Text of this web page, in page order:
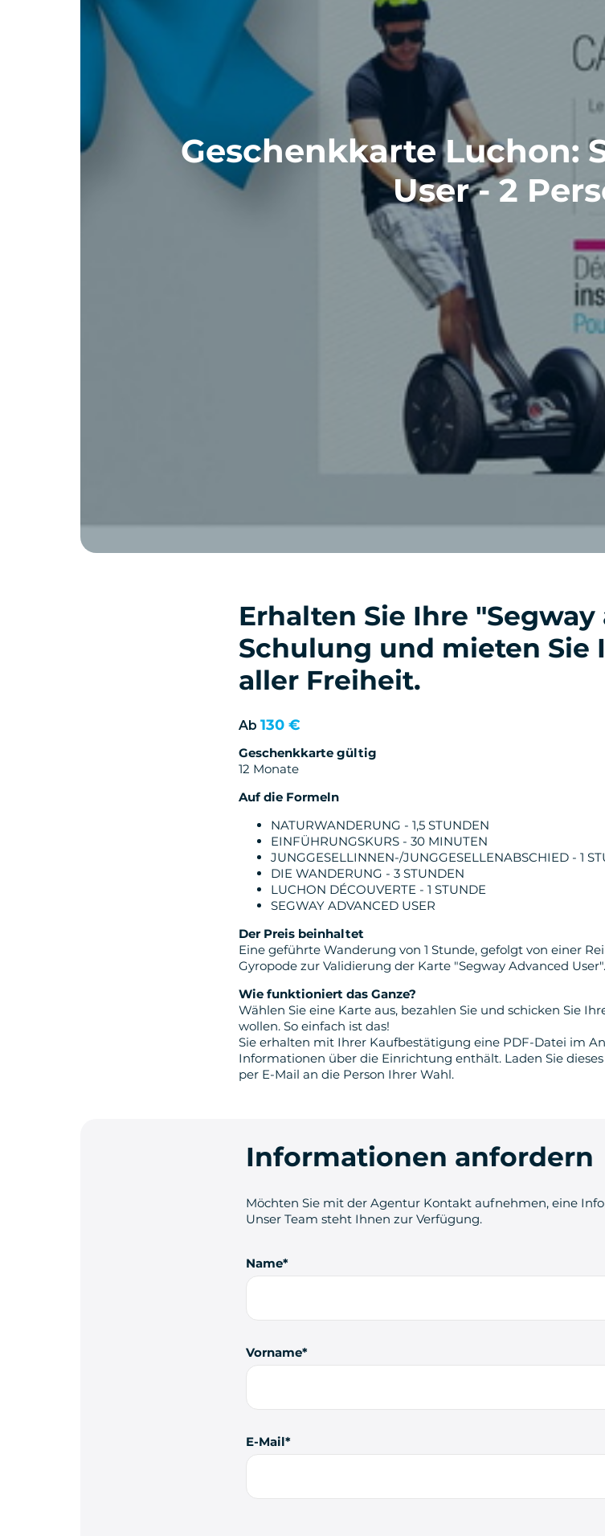
Geschenkkarte Luchon:
User - 2
Erhalten Sie Ihre
Schulung und mieten Sie
aller Freiheit.
Ab 130 €
Geschenkkarte gültig
12 Monate
Auf die Formeln
NATURWANDERUNG - 1,5 STUNDEN
EINFÜHRUNGSKURS - 30 MINUTEN
JUNGGESELLINNEN-/JUNGGESELLENABSCHIED - 1
DIE WANDERUNG - 3 STUNDEN
LUCHON DÉCOUVERTE - 1 STUNDE
SEGWAY ADVANCED USER
Der Preis beinhaltet
Eine geführte Wanderung von 1 Stunde, gefolgt von einer
Gyropode zur Validierung der Karte "Segway Advanced User".
Wie funktioniert das Ganze?
Wählen Sie eine Karte aus, bezahlen Sie und schicken Sie
wollen. So einfach ist das!
Sie erhalten mit Ihrer Kaufbestätigung eine PDF-Datei im
Informationen über die Einrichtung enthält. Laden Sie
per E-Mail an die Person Ihrer Wahl.
Informationen anfordern
Möchten Sie mit der Agentur Kontakt aufnehmen, eine
Unser Team steht Ihnen zur Verfügung.
Name
Vorname
E-Mail